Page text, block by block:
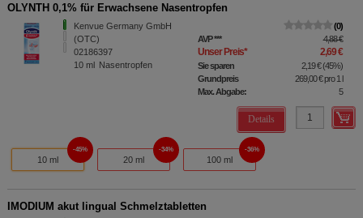
Dritte wie z.B. Google oder soziale Medien
übertragen werden.
OLYNTH 0,1% für Erwachsene Nasentropfen
Kenvue Germany GmbH
(OTC)
02186397
10 ml Nasentropfen
0
AVP*** 4,88 €
Unser Preis* 2,69 €
Sie sparen 2,19 €(45%)
Grundpreis
269,00 €pro 1 l
Max. Abgabe:
5
Details
10 ml
45%
20 ml
34%
100 ml
36%
IMODIUM akut lingual Schmelztabletten